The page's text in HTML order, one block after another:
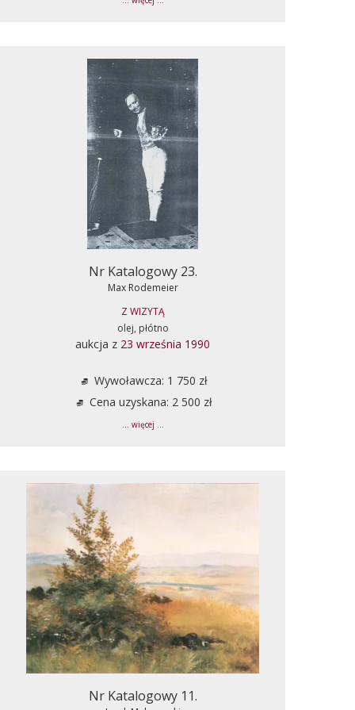
Nr Katalogowy 23.
Max Rodemeier
Z WIZYTĄ
olej, płótno
aukcja z 23 września 1990
Wywoławcza: 1 750 zł
Cena uzyskana: 2 500 zł
... więcej ...
Nr Katalogowy 11.